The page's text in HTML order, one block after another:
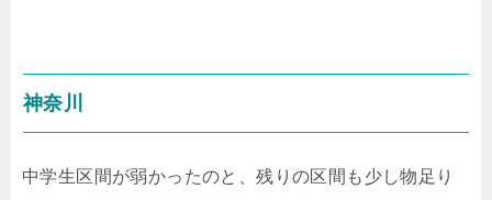
神奈川
中学生区間が弱かったのと、残りの区間も少し物足り